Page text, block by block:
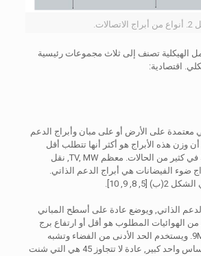
عمل الهيكلية تصنف إلى ثلاث مجموعات رئيسية
اقتصادية:
معتمدة على الأرض أو على مبان وأبراج الدعم
وزن هذه الأبراج هو أكثر أنها تتطلب أقل
مساحة قاعدة ومناسبة في كثير من الحالات. معظم TV, MW, نقل
ضوء الفيضانات هي أبراج الدعم الذاتي.
8, 9, 10].
الذاتي, ويوضع عادة على أسطح المباني
الهوائيات المطلوب هو أقل أو ارتفاع برج
المطلوب هو أقل من 9M. ويستخدم الحد الأدنى من الفضاء وتشبه
أنبوب واحد, يتطلب الأساس واحد كبير, عادة لا تتجاوز 45 هي التي شنت